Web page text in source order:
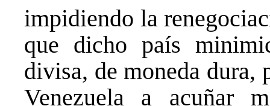
impidiendo la
que dicho país
divisa, de moneda dura,
Venezuela a acuñar